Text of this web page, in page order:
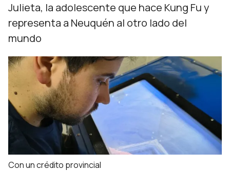
Julieta, la adolescente que hace Kung Fu y
representa a Neuquén al otro lado del
mundo
Con un crédito provincial